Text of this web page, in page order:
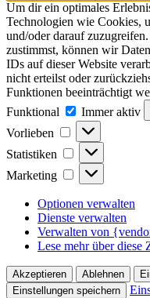
Um dir ein optimales
Technologien wie Cookies,
und/oder darauf
zustimmst, können wir
IDs auf dieser Website
nicht erteilst oder
Funktionen beeinträchtigt
Funktional
Funktional
Immer aktiv
Vorlieben
Vorlieben
Statistiken Statistiken
Marketing Marketing
Optionen verwalten
Dienste verwalten
Verwalten von
Lese mehr über diese
Akzeptieren Ablehnen
Einstellungen speichern